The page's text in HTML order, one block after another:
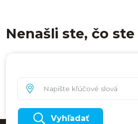
Nenašli ste, čo
Vyhľadať